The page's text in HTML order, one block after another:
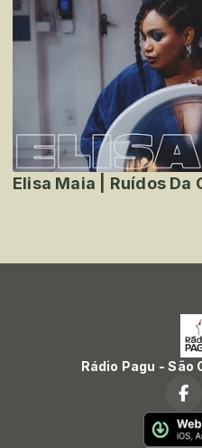
Elisa Maia | Ruídos Da
Rádio Pagu - São